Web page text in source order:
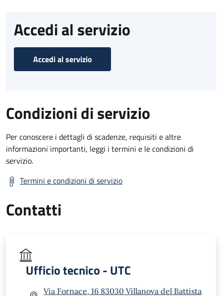
Accedi al servizio
Accedi al servizio
Condizioni di servizio
Per conoscere i dettagli di scadenze, requisiti e altre
informazioni importanti, leggi i termini e le condizioni di
servizio.
Termini e condizioni di servizio
Contatti
Ufficio tecnico - UTC
Via Fornace, 16 83030 Villanova del Battista